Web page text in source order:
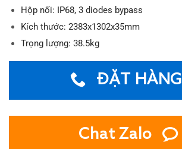
Hộp nối: IP68, 3 diodes bypass
Kích thước: 2383x1302x35mm
Trọng lượng: 38.5kg
ĐẶT HÀNG
Chat Zalo